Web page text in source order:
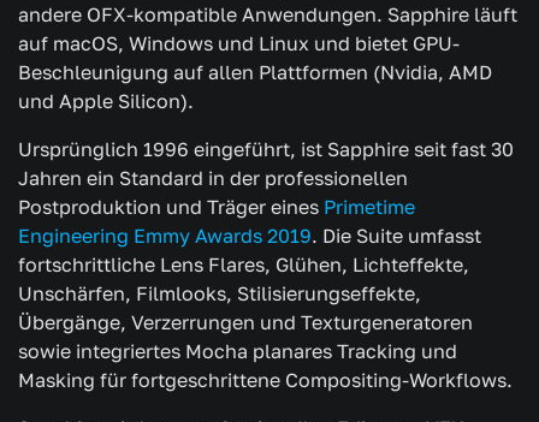
andere OFX-kompatible Anwendungen. Sapphire läuft
auf macOS, Windows und Linux und bietet GPU-
Beschleunigung auf allen Plattformen (Nvidia, AMD
und Apple Silicon).
Ursprünglich 1996 eingeführt, ist Sapphire seit fast 30
Jahren ein Standard in der professionellen
Postproduktion und Träger eines Primetime
Engineering Emmy Awards 2019. Die Suite umfasst
fortschrittliche Lens Flares, Glühen, Lichteffekte,
Unschärfen, Filmlooks, Stilisierungseffekte,
Übergänge, Verzerrungen und Texturgeneratoren
sowie integriertes Mocha planares Tracking und
Masking für fortgeschrittene Compositing-Workflows.